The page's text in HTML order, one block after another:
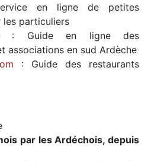
en ligne de petites
les particuliers
: Guide en ligne des
associations en sud Ardèche
: Guide des restaurants
par lesArdéchois, depuis